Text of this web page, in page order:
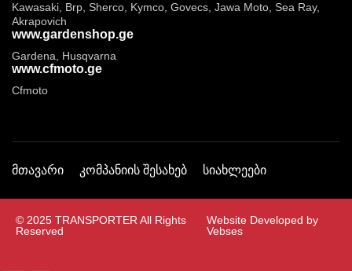
Kawasaki, Brp, Sherco, Kymco, Govecs, Jawa Moto, Sea Ray,
Akrapovich
www.gardenshop.ge
Gardena, Husqvarna
www.cfmoto.ge
Cfmoto
მთავარი კომპანიის შესახებ სიახლეები
© 2025 TRANSPORTER All Rights
Reserved
Website Developed by
Vebses